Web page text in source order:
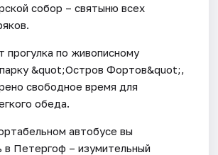
собор – святыню всех
прогулка по живописному
&quot;Остров Фортов&quot;,
свободное время для
обеда.
автобусе вы
в Петергоф – изумительный